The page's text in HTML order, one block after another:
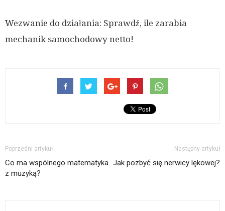
Wezwanie do działania: Sprawdź, ile zarabia
mechanik samochodowy netto!
Poprzedni artykuł
Co ma wspólnego matematyka
z muzyką?
Następny artykuł
Jak pozbyć się nerwicy lękowej?